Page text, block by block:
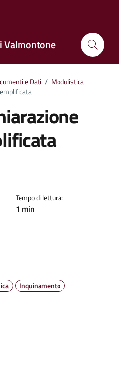
Valmontone
e Dati / Modulistica
Tempo di lettura:
1 min
Inquinamento